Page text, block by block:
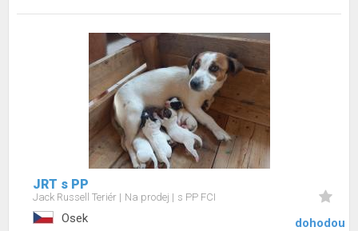
JRT s PP
Jack Russell Teriér Na prodej s PP FCI
Osek dohodou